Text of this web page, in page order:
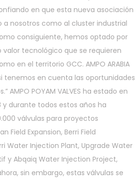
en que esta nueva asociación
nosotros como al cluster industrial
consiguiente, hemos optado por
valor tecnológico que se requieren
en el territorio GCC. AMPO ARABIA
tenemos en cuenta las oportunidades
AMPO POYAM VALVES ha estado en
y durante todos estos años ha
válvulas para proyectos
Field Expansion, Berri Field
Water Injection Plant, Upgrade Water
y Abqaiq Water Injection Project,
sin embargo, estas válvulas se